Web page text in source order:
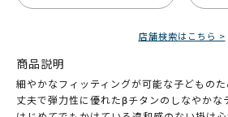
店舗検索はこちら >
商品説明
細やかなフィッティングが可能な子どものた
丈夫で弾力性に優れたβチタンのしなやかな